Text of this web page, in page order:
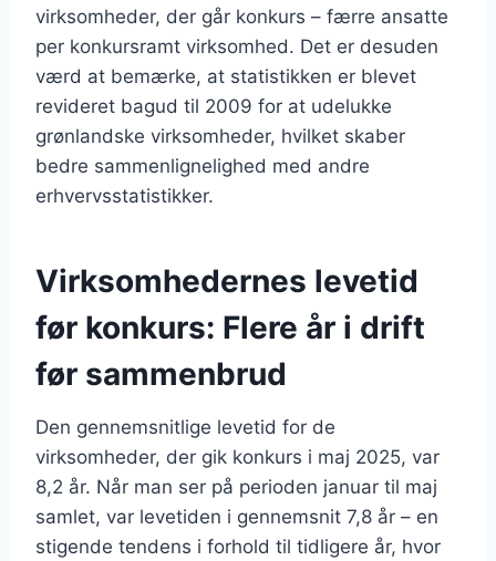
virksomheder, der går konkurs – færre ansatte
per konkursramt virksomhed. Det er desuden
værd at bemærke, at statistikken er blevet
revideret bagud til 2009 for at udelukke
grønlandske virksomheder, hvilket skaber
bedre sammenlignelighed med andre
erhvervsstatistikker.
Virksomhedernes levetid
før konkurs: Flere år i drift
før sammenbrud
Den gennemsnitlige levetid for de
virksomheder, der gik konkurs i maj 2025, var
8,2 år. Når man ser på perioden januar til maj
samlet, var levetiden i gennemsnit 7,8 år – en
stigende tendens i forhold til tidligere år, hvor